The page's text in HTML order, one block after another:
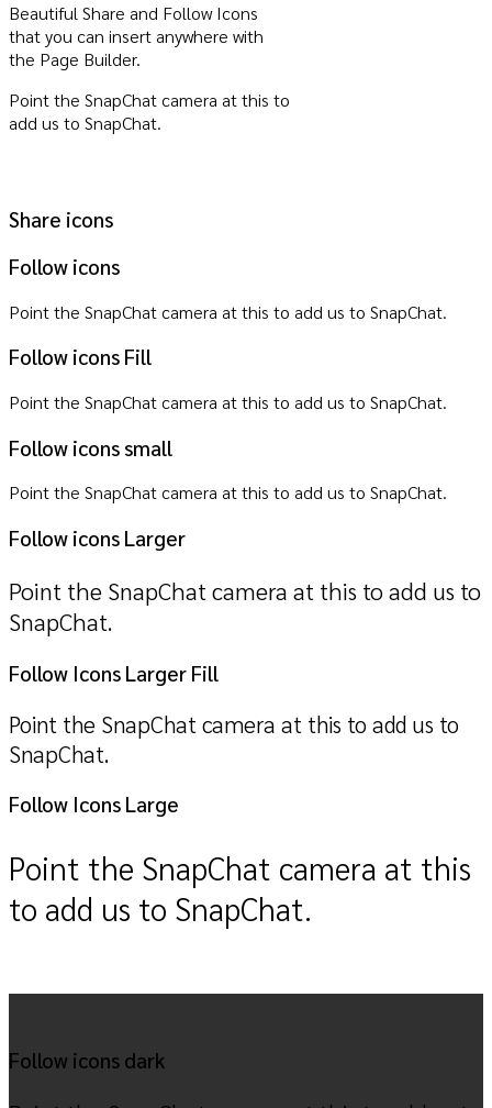
Beautiful Share and Follow Icons
that you can insert anywhere with
the Page Builder.
Point the SnapChat camera at this to
add us to SnapChat.
Share icons
Follow icons
Point the SnapChat camera at this to add us to SnapChat.
Follow icons Fill
Point the SnapChat camera at this to add us to SnapChat.
Follow icons small
Point the SnapChat camera at this to add us to SnapChat.
Follow icons Larger
Point the SnapChat camera at this to add us to
SnapChat.
Follow Icons Larger Fill
Point the SnapChat camera at this to add us to
SnapChat.
Follow Icons Large
Point the SnapChat camera at this
to add us to SnapChat.
Follow icons dark